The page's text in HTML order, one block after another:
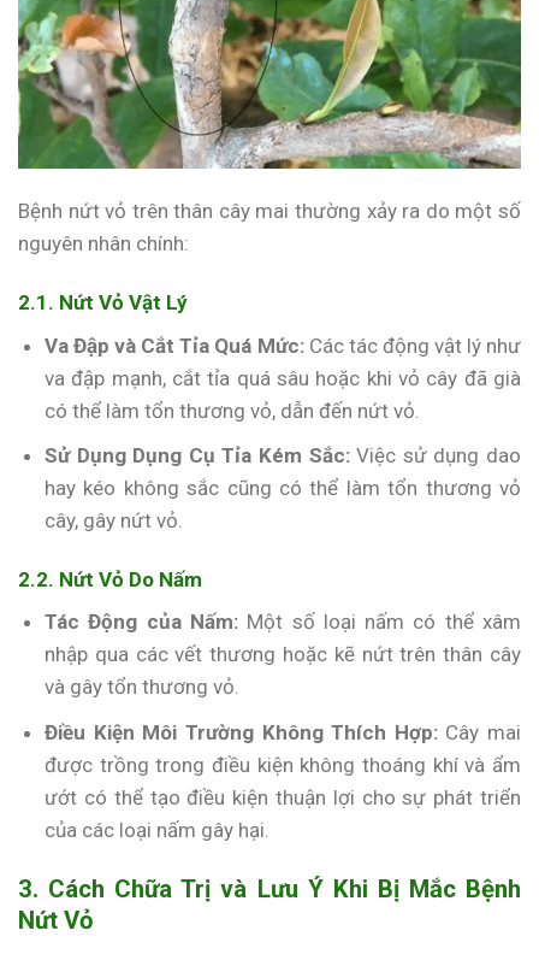
Bệnh nứt vỏ trên thân cây mai thường xảy ra do một số
nguyên nhân chính:
2.1. Nứt Vỏ Vật Lý
Va Đập và Cắt Tỉa Quá Mức:Các tác động vật lý như
va đập mạnh, cắt tỉa quá sâu hoặc khi vỏ cây đã già
có thể làm tổn thương vỏ, dẫn đến nứt vỏ.
Sử Dụng Dụng Cụ Tỉa Kém Sắc:Việc sử dụng dao
hay kéo không sắc cũng có thể làm tổn thương vỏ
cây, gây nứt vỏ.
2.2. Nứt Vỏ Do Nấm
Tác Động của Nấm:Một số loại nấm có thể xâm
nhập qua các vết thương hoặc kẽ nứt trên thân cây
và gây tổn thương vỏ.
Điều Kiện Môi Trường Không Thích Hợp:Cây mai
được trồng trong điều kiện không thoáng khí và ẩm
ướt có thể tạo điều kiện thuận lợi cho sự phát triển
của các loại nấm gây hại.
3. Cách Chữa Trị và Lưu Ý Khi Bị Mắc Bệnh
Nứt Vỏ